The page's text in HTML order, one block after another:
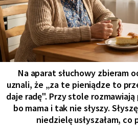
Na aparat słuchowy zbieram
uznali, że „za te pieniądze to
daje radę". Przy stole
bo mama i tak nie słyszy.
niedzielę usłyszałam, co